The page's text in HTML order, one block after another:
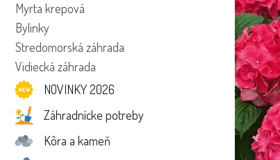
Myrta krepová
Bylinky
Stredomorská záhrada
Vidiecká záhrada
NOVINKY 2026
Záhradnícke potreby
Kôra a kameň